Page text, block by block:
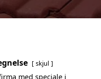
skjul
med speciale i